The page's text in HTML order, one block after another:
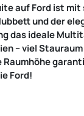
auf Ford ist mit
und der
das ideale
– viel
Raumhöhe
Ford!